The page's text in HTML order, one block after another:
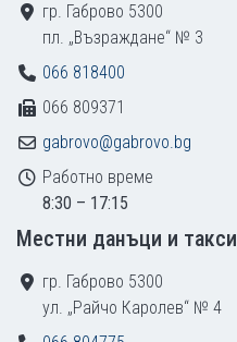
гр. Габрово 5300
пл. „Възраждане“ № 3
066 818400
066 809371
gabrovo@gabrovo.bg
Работно време
8:30 – 17:15
Местни данъци и такси
гр. Габрово 5300
ул. „Райчо Каролев“ № 4